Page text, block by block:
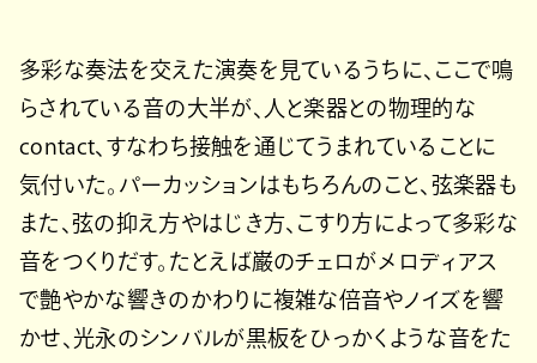
多彩な奏法を交えた演奏を見ているうちに、ここで鳴
らされている音の大半が、人と楽器との物理的な
contact、すなわち接触を通じてうまれていることに
気付いた。パーカッションはもちろんのこと、弦楽器も
また、弦の抑え方やはじき方、こすり方によって多彩な
音をつくりだす。たとえば巌のチェロがメロディアス
で艶やかな響きのかわりに複雑な倍音やノイズを響
かせ、光永のシンバルが黒板をひっかくような音をた